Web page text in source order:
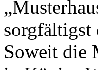
sorgfältigst
Soweit die